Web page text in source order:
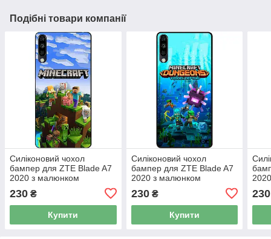
Подібні товари компанії
Силіконовий чохол
бампер для ZTE Blade A7
2020 з малюнком
230 ₴
Купити
Силіконовий чохол
бампер для ZTE Blade A7
2020 з малюнком
230₴
Купити
230